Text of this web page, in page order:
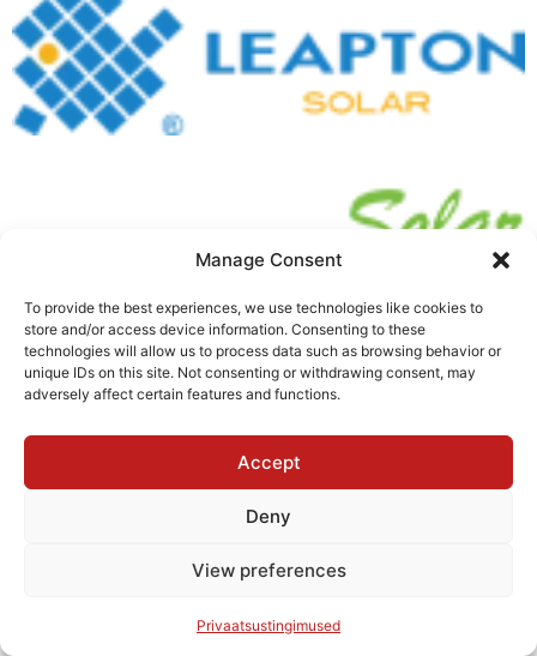
Manage Consent
To provide the best experiences, we use technologies like cookies to
store and/or access device information. Consenting to these
technologies will allow us to process data such as browsing behavior or
unique IDs on this site. Not consenting or withdrawing consent, may
adversely affect certain features and functions.
Accept
Deny
View preferences
Privaatsustingimused